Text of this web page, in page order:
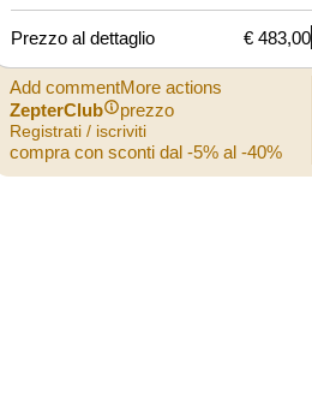
Prezzo al dettaglio € 483,00
Add commentMore actions
ZepterClub
prezzo
Registrati / iscriviti
compra con sconti dal -5% al -40%